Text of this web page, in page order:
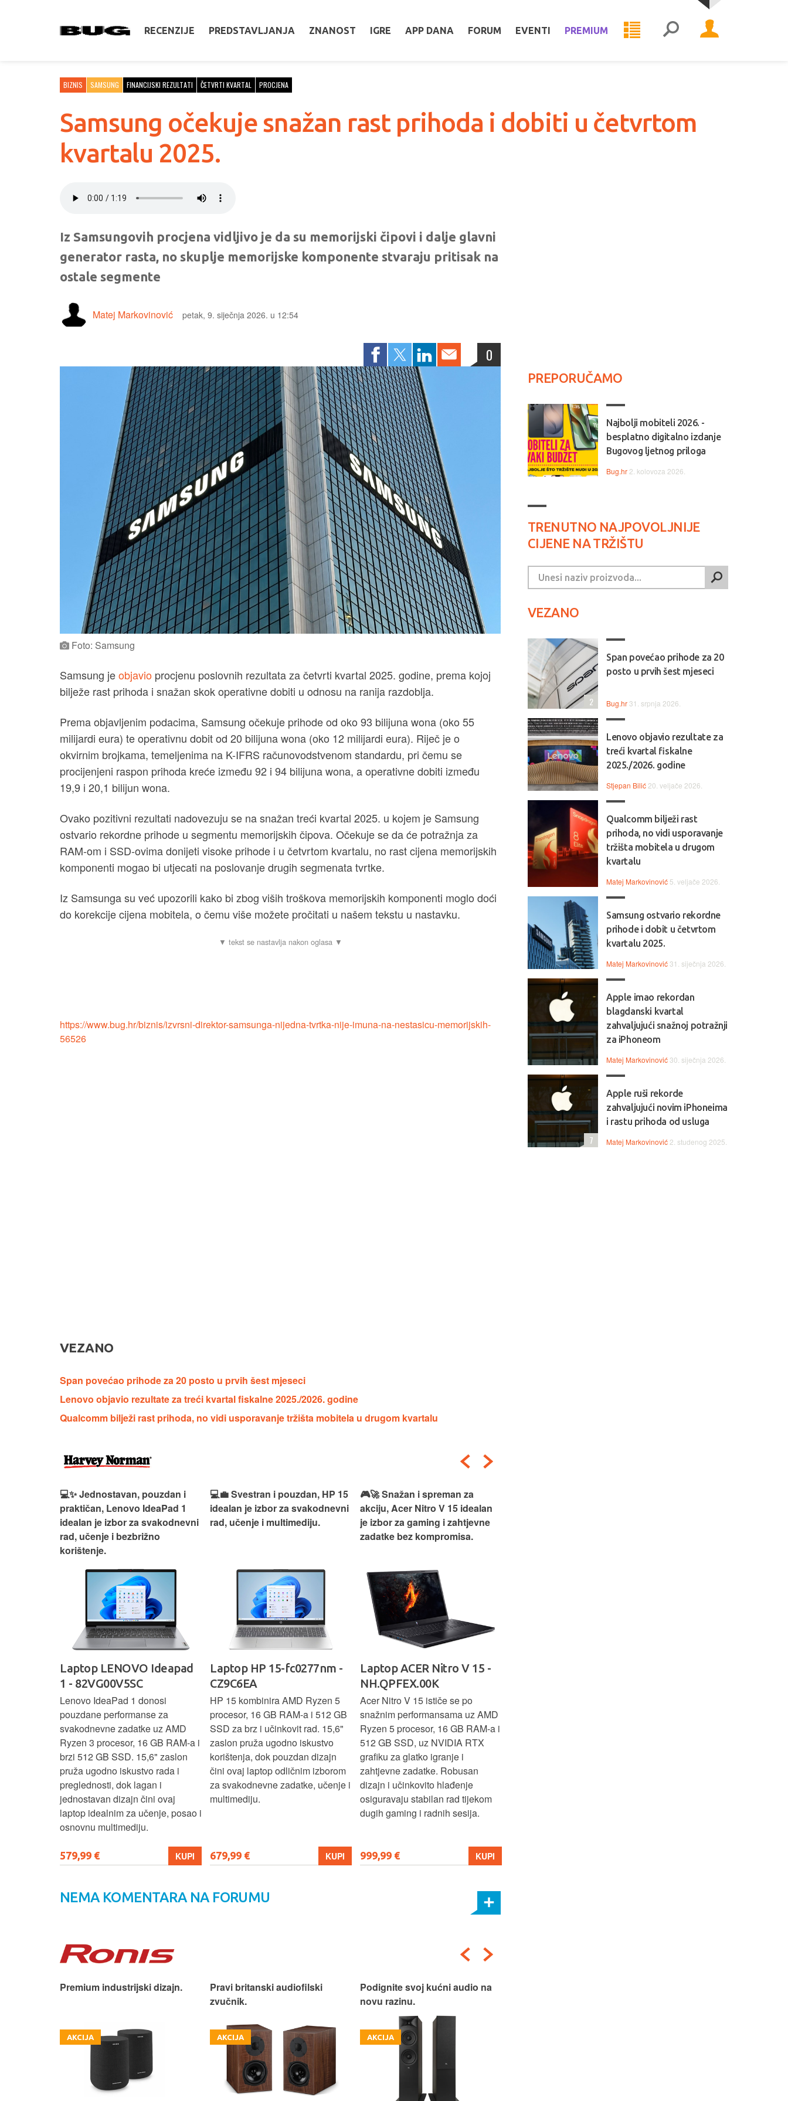
RECENZIJE PREDSTAVLJANJA ZNANOST IGRE APP DANA FORUM EVENTI PREMIUM
BIZNIS SAMSUNG FINANCIJSKI REZULTATI ČETVRTI KVARTAL PROCJENA
Samsung očekuje snažan rast prihoda i dobiti u četvrtom
kvartalu 2025.
Iz Samsungovih procjena vidljivo je da su memorijski čipovi i dalje glavni
generator rasta, no skuplje memorijske komponente stvaraju pritisak na
ostale segmente
Matej Markovinović petak, 9. siječnja 2026. u 12:54
0
Foto: Samsung
Samsung jeobjavio procjenu poslovnih rezultata za četvrti kvartal 2025. godine, prema kojoj
bilježe rast prihoda i snažan skok operativne dobiti u odnosu na ranija razdoblja.
Prema objavljenim podacima, Samsung očekuje prihode od oko 93 bilijuna wona (oko 55
milijardi eura) te operativnu dobit od 20 bilijuna wona (oko 12 milijardi eura). Riječ je o
okvirnim brojkama, temeljenima na K-IFRS računovodstvenom standardu, pri čemu se
procijenjeni raspon prihoda kreće između 92 i 94 bilijuna wona, a operativne dobiti između
19,9 i 20,1 bilijun wona.
Ovako pozitivni rezultati nadovezuju se na snažan treći kvartal 2025. u kojem je Samsung
ostvario rekordne prihode u segmentu memorijskih čipova. Očekuje se da će potražnja za
RAM-om i SSD-ovima donijeti visoke prihode i u četvrtom kvartalu, no rast cijena memorijskih
komponenti mogao bi utjecati na poslovanje drugih segmenata tvrtke.
Iz Samsunga su već upozorili kako bi zbog viših troškova memorijskih komponenti moglo doći
do korekcije cijena mobitela, o čemu više možete pročitati u našem tekstu u nastavku.
https://www.bug.hr/biznis/izvrsni-direktor-samsunga-nijedna-tvrtka-nije-imuna-na-nestasicu-memorijskih-
56526
VEZANO
Span povećao prihode za 20 posto u prvih šest mjeseci
Lenovo objavio rezultate za treći kvartal fiskalne 2025./2026. godine
Qualcomm bilježi rast prihoda, no vidi usporavanje tržišta mobitela u drugom kvartalu
💻✨ Jednostavan, pouzdan i
praktičan, Lenovo IdeaPad 1
idealan je izbor za svakodnevni
rad, učenje i bezbrižno
korištenje.
Laptop LENOVO Ideapad
1 - 82VG00V5SC
Lenovo IdeaPad 1 donosi
pouzdane performanse za
svakodnevne zadatke uz AMD
Ryzen 3 procesor, 16 GB RAM-a i
brzi 512 GB SSD. 15,6" zaslon
pruža ugodno iskustvo rada i
preglednosti, dok lagan i
jednostavan dizajn čini ovaj
laptop idealnim za učenje, posao i
osnovnu multimediju.
579,99 € KUPI
💻💼 Svestran i pouzdan, HP 15
idealan je izbor za svakodnevni
rad, učenje i multimediju.
Laptop HP 15-fc0277nm -
CZ9C6EA
HP 15 kombinira AMD Ryzen 5
procesor, 16 GB RAM-a i 512 GB
SSD za brz i učinkovit rad. 15,6"
zaslon pruža ugodno iskustvo
korištenja, dok pouzdan dizajn
čini ovaj laptop odličnim izborom
za svakodnevne zadatke, učenje i
multimediju.
679,99 € KUPI
🎮🚀 Snažan i spreman za
akciju, Acer Nitro V 15 idealan
je izbor za gaming i zahtjevne
zadatke bez kompromisa.
Laptop ACER Nitro V 15 -
NH.QPFEX.00K
Acer Nitro V 15 ističe se po
snažnim performansama uz AMD
Ryzen 5 procesor, 16 GB RAM-a i
512 GB SSD, uz NVIDIA RTX
grafiku za glatko igranje i
zahtjevne zadatke. Robusan
dizajn i učinkovito hlađenje
osiguravaju stabilan rad tijekom
dugih gaming i radnih sesija.
999,99 € KUPI
NEMA KOMENTARA NA FORUMU
Premium industrijski dizajn.
AKCIJA
Pravi britanski audiofilski
zvučnik.
AKCIJA
Podignite svoj kućni audio na
novu razinu.
AKCIJA
PREPORUČAMO
Najbolji mobiteli 2026. -
besplatno digitalno izdanje
Bugovog ljetnog priloga
Bug.hr 2. kolovoza 2026.
TRENUTNO NAJPOVOLJNIJE
CIJENE NA TRŽIŠTU
VEZANO
Span povećao prihode za 20
posto u prvih šest mjeseci
Bug.hr 31. srpnja 2026.
2
Lenovo objavio rezultate za
treći kvartal fiskalne
2025./2026. godine
Stjepan Bilić 20. veljače 2026.
Qualcomm bilježi rast
prihoda, no vidi usporavanje
tržišta mobitela u drugom
kvartalu
Matej Markovinović 5. veljače 2026.
Samsung ostvario rekordne
prihode i dobit u četvrtom
kvartalu 2025.
Matej Markovinović 31. siječnja 2026.
Apple imao rekordan
blagdanski kvartal
zahvaljujući snažnoj potražnji
za iPhoneom
Matej Markovinović 30. siječnja 2026.
Apple ruši rekorde
zahvaljujući novim iPhoneima
i rastu prihoda od usluga
Matej Markovinović 2. studenog 2025.
7